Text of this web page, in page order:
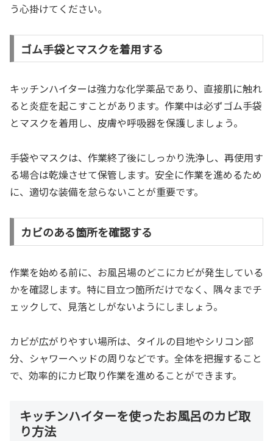
う心掛けてください。
ゴム手袋とマスクを着用する
キッチンハイターは強力な化学薬品であり、直接肌に触れ
ると炎症を起こすことがあります。作業中は必ずゴム手袋
とマスクを着用し、皮膚や呼吸器を保護しましょう。
手袋やマスクは、作業終了後にしっかり洗浄し、再使用す
る場合は乾燥させて保管します。安全に作業を進めるため
に、適切な装備を怠らないことが重要です。
カビのある箇所を確認する
作業を始める前に、お風呂場のどこにカビが発生している
かを確認します。特に目立つ箇所だけでなく、隅々までチ
ェックして、見落としがないようにしましょう。
カビが広がりやすい場所は、タイルの目地やシリコン部
分、シャワーヘッドの周りなどです。全体を把握すること
で、効率的にカビ取り作業を進めることができます。
キッチンハイターを使ったお風呂のカビ取
り方法